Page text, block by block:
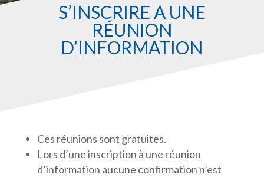
S’INSCRIRE À UNE
RÉUNION
D’INFORMATION
Ces réunions sont gratuites.
Lors d’une inscription à une réunion
d’information aucune confirmation n’est